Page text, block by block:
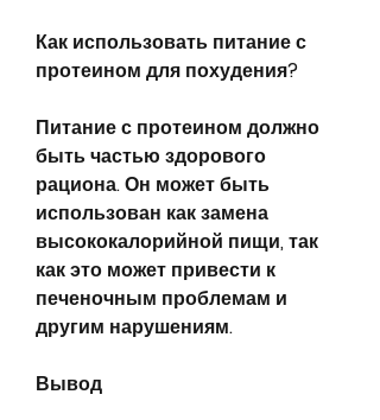
Как использовать питание с
протеином для похудения?
Питание с протеином должно
быть частью здорового
рациона. Он может быть
использован как замена
высококалорийной пищи, так
как это может привести к
печеночным проблемам и
другим нарушениям.
Вывод